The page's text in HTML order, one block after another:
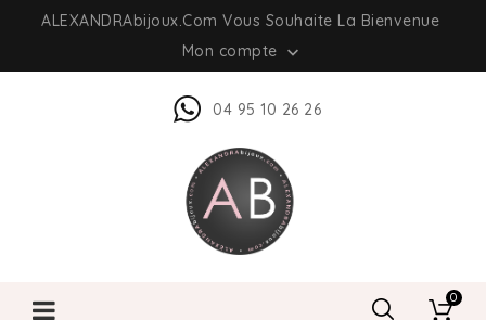
ALEXANDRAbijoux.com Vous Souhaite La Bienvenue
Mon compte 
04 95 10 26 26
0